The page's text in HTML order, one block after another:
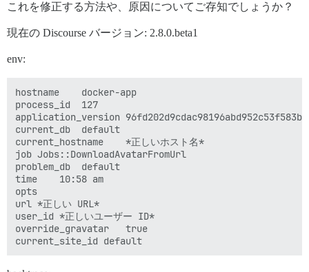
これを修正する方法や、原因についてご存知でしょうか？
現在の Discourse バージョン: 2.8.0.beta1
env:
hostname	docker-app
process_id	127
application_version	96fd202d9cdac98196abd952c53f583b4af9d8f2
current_db	default
current_hostname	*正しいホスト名*
job	Jobs::DownloadAvatarFromUrl
problem_db	default
time	10:58 am
opts
url	*正しい URL*
user_id	*正しいユーザー ID*
override_gravatar	true